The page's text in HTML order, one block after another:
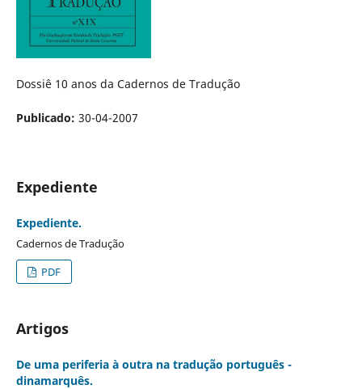
Dossiê 10 anos da Cadernos de Tradução
Publicado: 30-04-2007
Expediente
Expediente.
Cadernos de Tradução
PDF
Artigos
De uma periferia à outra na tradução português -
dinamarquês.